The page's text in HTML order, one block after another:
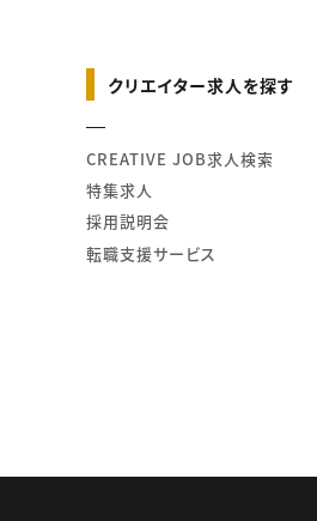
クリエイター求人を探す
CREATIVE JOB求人検索
特集求人
採用説明会
転職支援サービス